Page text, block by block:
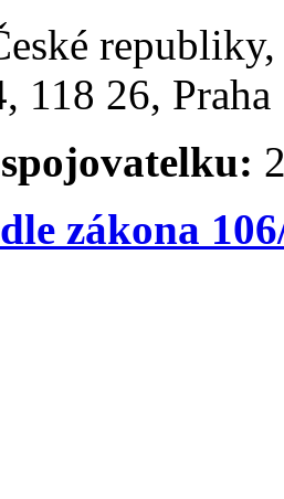
118 26,
zákona